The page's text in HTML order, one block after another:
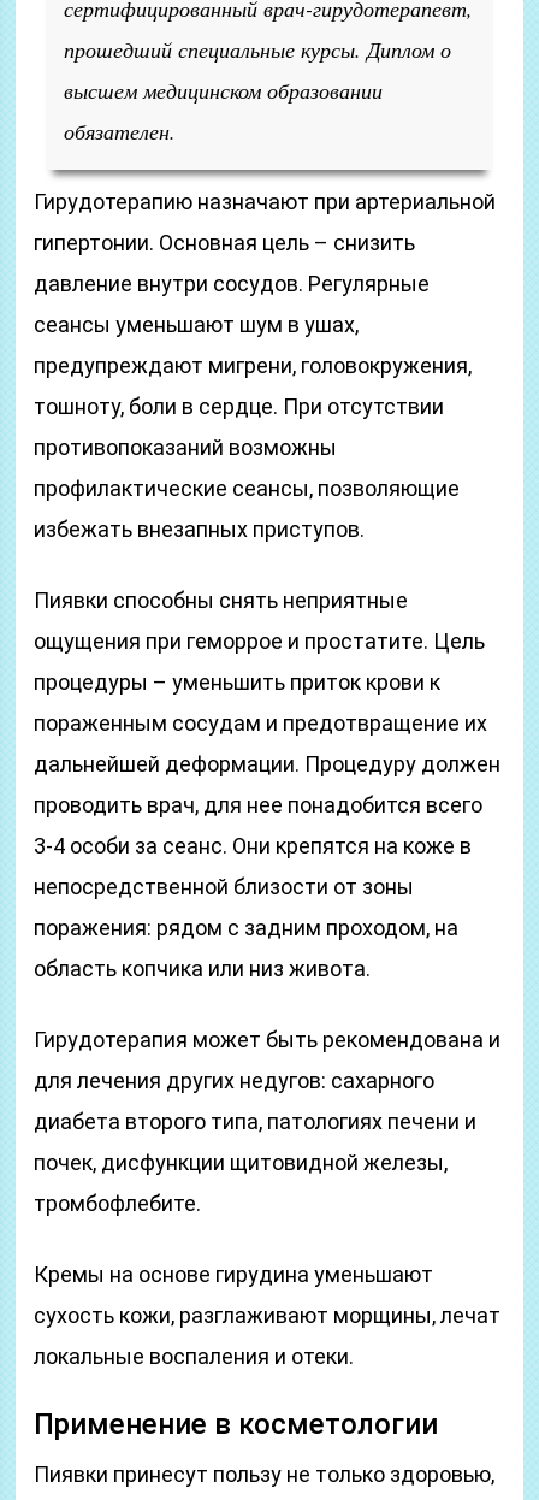
сертифицированный врач-гирудотерапевт,
прошедший специальные курсы. Диплом о
высшем медицинском образовании
обязателен.
Гирудотерапию назначают при артериальной
гипертонии. Основная цель – снизить
давление внутри сосудов. Регулярные
сеансы уменьшают шум в ушах,
предупреждают мигрени, головокружения,
тошноту, боли в сердце. При отсутствии
противопоказаний возможны
профилактические сеансы, позволяющие
избежать внезапных приступов.
Пиявки способны снять неприятные
ощущения при геморрое и простатите. Цель
процедуры – уменьшить приток крови к
пораженным сосудам и предотвращение их
дальнейшей деформации. Процедуру должен
проводить врач, для нее понадобится всего
3-4 особи за сеанс. Они крепятся на коже в
непосредственной близости от зоны
поражения: рядом с задним проходом, на
область копчика или низ живота.
Гирудотерапия может быть рекомендована и
для лечения других недугов: сахарного
диабета второго типа, патологиях печени и
почек, дисфункции щитовидной железы,
тромбофлебите.
Кремы на основе гирудина уменьшают
сухость кожи, разглаживают морщины, лечат
локальные воспаления и отеки.
Применение в косметологии
Пиявки принесут пользу не только здоровью,